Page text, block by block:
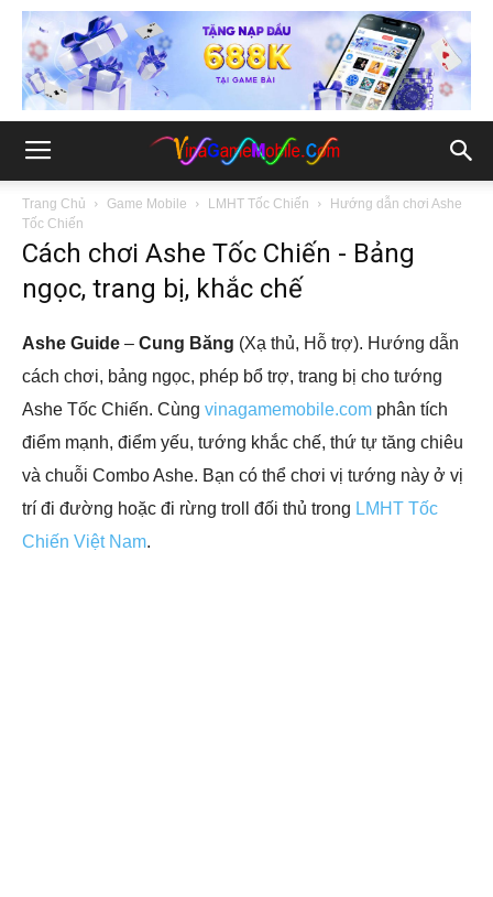
Trang Chủ Game Mobile LMHT Tốc Chiến
Hướng dẫn chơi Ashe
Tốc Chiến
Cách chơi Ashe Tốc Chiến - Bảng
ngọc, trang bị, khắc chế
Ashe Guide – Cung Băng (Xạ thủ, Hỗ trợ). Hướng dẫn
cách chơi, bảng ngọc, phép bổ trợ, trang bị cho tướng
Ashe Tốc Chiến. Cùng vinagamemobile.com phân tích
điểm mạnh, điểm yếu, tướng khắc chế, thứ tự tăng chiêu
và chuỗi Combo Ashe. Bạn có thể chơi vị tướng này ở vị
trí đi đường hoặc đi rừng troll đối thủ trong LMHT Tốc
Chiến Việt Nam.